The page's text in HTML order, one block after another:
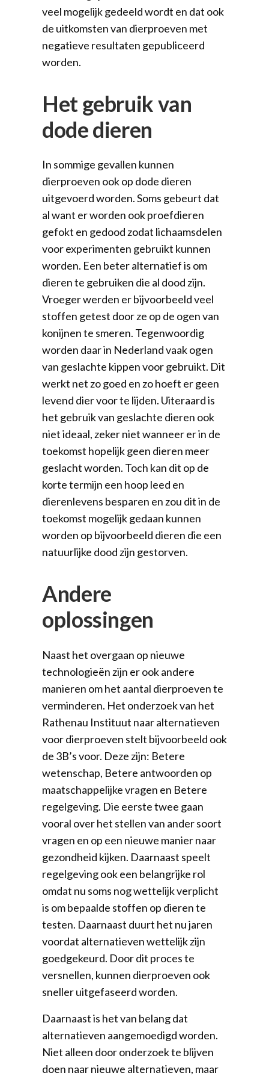
veel mogelijk gedeeld wordt en dat ook
de uitkomsten van dierproeven met
negatieve resultaten gepubliceerd
worden.
Het gebruik van
dode dieren
In sommige gevallen kunnen
dierproeven ook op dode dieren
uitgevoerd worden. Soms gebeurt dat
al want er worden ook proefdieren
gefokt en gedood zodat lichaamsdelen
voor experimenten gebruikt kunnen
worden. Een beter alternatief is om
dieren te gebruiken die al dood zijn.
Vroeger werden er bijvoorbeeld veel
stoffen getest door ze op de ogen van
konijnen te smeren. Tegenwoordig
worden daar in Nederland vaak ogen
van geslachte kippen voor gebruikt. Dit
werkt net zo goed en zo hoeft er geen
levend dier voor te lijden. Uiteraard is
het gebruik van geslachte dieren ook
niet ideaal, zeker niet wanneer er in de
toekomst hopelijk geen dieren meer
geslacht worden. Toch kan dit op de
korte termijn een hoop leed en
dierenlevens besparen en zou dit in de
toekomst mogelijk gedaan kunnen
worden op bijvoorbeeld dieren die een
natuurlijke dood zijn gestorven.
Andere
oplossingen
Naast het overgaan op nieuwe
technologieën zijn er ook andere
manieren om het aantal dierproeven te
verminderen. Het onderzoek van het
Rathenau Instituut naar alternatieven
voor dierproeven stelt bijvoorbeeld ook
de 3B’s voor. Deze zijn: Betere
wetenschap, Betere antwoorden op
maatschappelijke vragen en Betere
regelgeving. Die eerste twee gaan
vooral over het stellen van ander soort
vragen en op een nieuwe manier naar
gezondheid kijken. Daarnaast speelt
regelgeving ook een belangrijke rol
omdat nu soms nog wettelijk verplicht
is om bepaalde stoffen op dieren te
testen. Daarnaast duurt het nu jaren
voordat alternatieven wettelijk zijn
goedgekeurd. Door dit proces te
versnellen, kunnen dierproeven ook
sneller uitgefaseerd worden.
Daarnaast is het van belang dat
alternatieven aangemoedigd worden.
Niet alleen door onderzoek te blijven
doen naar nieuwe alternatieven, maar